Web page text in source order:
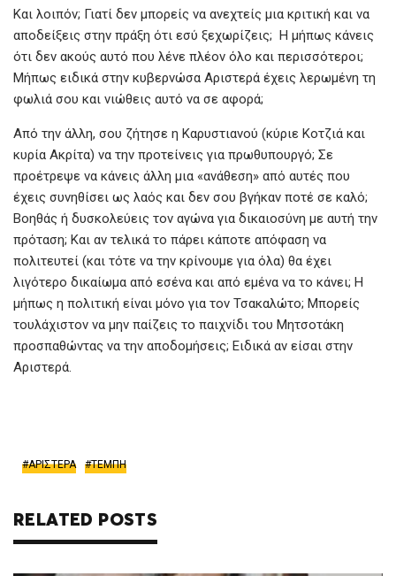
Και λοιπόν; Γιατί δεν μπορείς να ανεχτείς μια κριτική και να
αποδείξεις στην πράξη ότι εσύ ξεχωρίζεις; Η μήπως κάνεις
ότι δεν ακούς αυτό που λένε πλέον όλο και περισσότεροι;
Μήπως ειδικά στην κυβερνώσα Αριστερά έχεις λερωμένη τη
φωλιά σου και νιώθεις αυτό να σε αφορά;
Από την άλλη, σου ζήτησε η Καρυστιανού (κύριε Κοτζιά και
κυρία Ακρίτα) να την προτείνεις για πρωθυπουργό; Σε
προέτρεψε να κάνεις άλλη μια «ανάθεση» από αυτές που
έχεις συνηθίσει ως λαός και δεν σου βγήκαν ποτέ σε καλό;
Βοηθάς ή δυσκολεύεις τον αγώνα για δικαιοσύνη με αυτή την
πρόταση; Και αν τελικά το πάρει κάποτε απόφαση να
πολιτευτεί (και τότε να την κρίνουμε για όλα) θα έχει
λιγότερο δικαίωμα από εσένα και από εμένα να το κάνει; Η
μήπως η πολιτική είναι μόνο για τον Τσακαλώτο; Μπορείς
τουλάχιστον να μην παίζεις το παιχνίδι του Μητσοτάκη
προσπαθώντας να την αποδομήσεις; Ειδικά αν είσαι στην
Αριστερά.
ΑΡΙΣΤΕΡΑ ΤΕΜΠΗ
RELATED POSTS